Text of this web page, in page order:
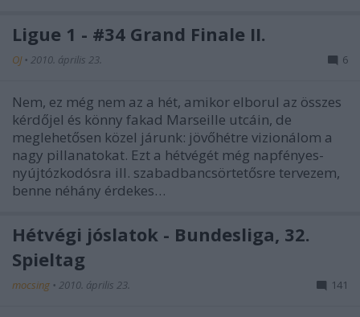
Ligue 1 - #34 Grand Finale II.
OJ • 2010. április 23. 6
Nem, ez még nem az a hét, amikor elborul az összes
kérdőjel és könny fakad Marseille utcáin, de
meglehetősen közel járunk: jövőhétre vizionálom a
nagy pillanatokat. Ezt a hétvégét még napfényes-
nyújtózkodósra ill. szabadbancsörtetősre tervezem,
benne néhány érdekes…
Hétvégi jóslatok - Bundesliga, 32.
Spieltag
mocsing • 2010. április 23. 141